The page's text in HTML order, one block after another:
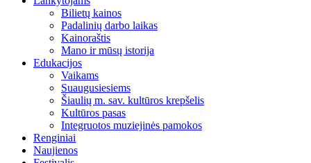
Bilietų kainos
Padalinių darbo laikas
Kainoraštis
Mano ir mūsų istorija
Edukacijos
Vaikams
Suaugusiesiems
Šiaulių m. sav. kultūros krepšelis
Kultūros pasas
Integruotos muziejinės pamokos
Renginiai
Naujienos